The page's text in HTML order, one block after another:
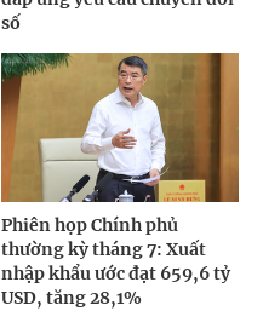
số
Phiên họp Chính phủ
thường kỳ tháng 7: Xuất
nhập khẩu ước đạt 659,6 tỷ
USD, tăng 28,1%